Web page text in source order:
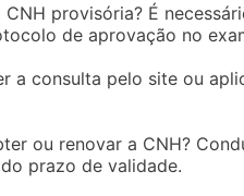
provisória? É
de aprovação no
a consulta pelo site ou
ou renovar a CNH?
prazo de validade.